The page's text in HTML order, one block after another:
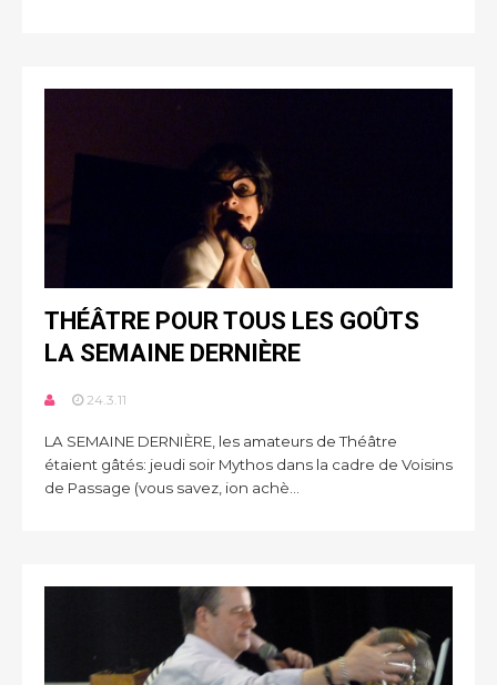
THÉÂTRE POUR TOUS LES GOÛTS
LA SEMAINE DERNIÈRE
24.3.11
LA SEMAINE DERNIÈRE, les amateurs de Théâtre
étaient gâtés: jeudi soir Mythos dans la cadre de Voisins
de Passage (vous savez, ion achè...